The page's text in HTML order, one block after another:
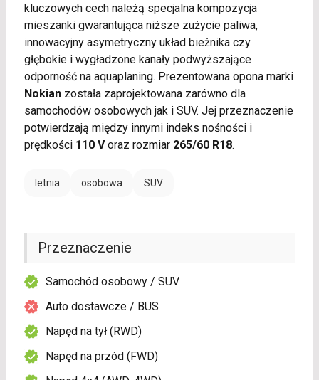
kluczowych cech należą specjalna kompozycja
mieszanki gwarantująca niższe zużycie paliwa,
innowacyjny asymetryczny układ bieżnika czy
głębokie i wygładzone kanały podwyższające
odporność na aquaplaning. Prezentowana opona marki
Nokianzostała zaprojektowana zarówno dla
samochodów osobowych jak i SUV. Jej przeznaczenie
potwierdzają między innymi indeks nośności i
prędkości 110 Voraz rozmiar 265/60 R18.
letnia osobowa SUV
Przeznaczenie
Samochód osobowy / SUV
Auto dostawcze / BUS
Napęd na tył (RWD)
Napęd na przód (FWD)